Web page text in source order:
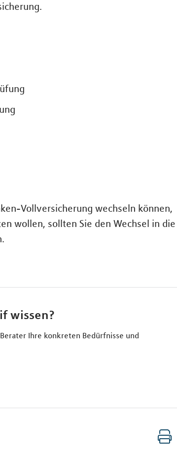
Vollversicherung wechseln können,
wollen, sollten Sie den Wechsel in die
wissen?
Ihre konkreten Bedürfnisse und